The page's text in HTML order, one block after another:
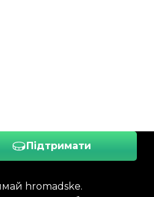
Підтримати
hromadske.